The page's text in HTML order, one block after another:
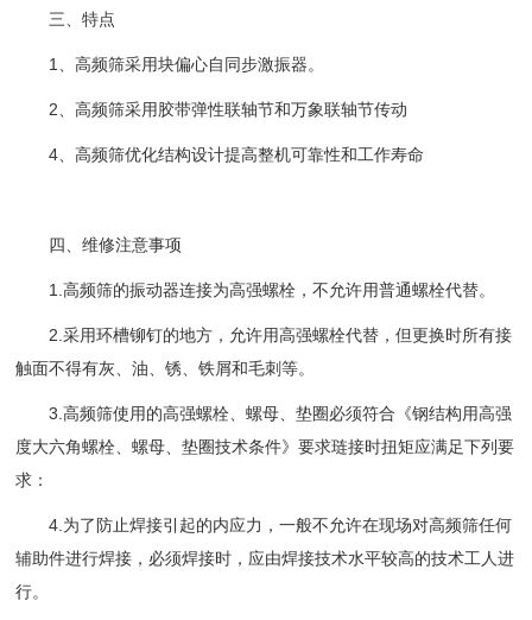
三、特点
1、高频筛采用块偏心自同步激振器。
2、高频筛采用胶带弹性联轴节和万象联轴节传动
4、高频筛优化结构设计提高整机可靠性和工作寿命
四、维修注意事项
1.高频筛的振动器连接为高强螺栓，不允许用普通螺栓代替。
2.采用环槽铆钉的地方，允许用高强螺栓代替，但更换时所有接
触面不得有灰、油、锈、铁屑和毛刺等。
3.高频筛使用的高强螺栓、螺母、垫圈必须符合《钢结构用高强
度大六角螺栓、螺母、垫圈技术条件》要求琏接时扭矩应满足下列要
求：
4.为了防止焊接引起的内应力，一般不允许在现场对高频筛任何
辅助件进行焊接，必须焊接时，应由焊接技术水平较高的技术工人进
行。